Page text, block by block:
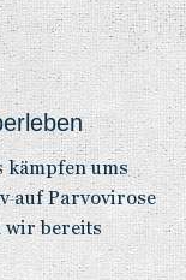
kämpfen ums
auf Parvovirose
wir bereits